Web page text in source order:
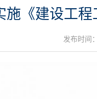
施《建设工
发布时间